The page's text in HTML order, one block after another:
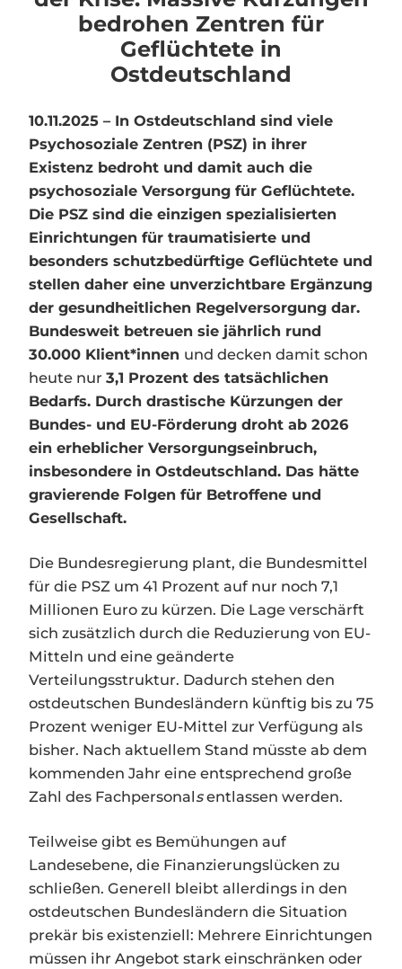
bedrohen Zentren für
Geflüchtete in
Ostdeutschland
10.11.2025 – In Ostdeutschland sind viele
Psychosoziale Zentren (PSZ) in ihrer
Existenz bedroht und damit auch die
psychosoziale Versorgung für Geflüchtete.
Die PSZ sind die einzigen spezialisierten
Einrichtungen für traumatisierte und
besonders schutzbedürftige Geflüchtete und
stellen daher eine unverzichtbare Ergänzung
der gesundheitlichen Regelversorgung dar.
Bundesweit betreuen sie jährlich rund
30.000 Klient*innen und decken damit schon
heute nur 3,1 Prozent des tatsächlichen
Bedarfs. Durch drastische Kürzungen der
Bundes- und EU-Förderung droht ab 2026
ein erheblicher Versorgungseinbruch,
insbesondere in Ostdeutschland. Das hätte
gravierende Folgen für Betroffene und
Gesellschaft.
Die Bundesregierung plant, die Bundesmittel
für die PSZ um 41 Prozent auf nur noch 7,1
Millionen Euro zu kürzen. Die Lage verschärft
sich zusätzlich durch die Reduzierung von EU-
Mitteln und eine geänderte
Verteilungsstruktur. Dadurch stehen den
ostdeutschen Bundesländern künftig bis zu 75
Prozent weniger EU-Mittel zur Verfügung als
bisher. Nach aktuellem Stand müsste ab dem
kommenden Jahr eine entsprechend große
Zahl des Fachpersonalsentlassen werden.
Teilweise gibt es Bemühungen auf
Landesebene, die Finanzierungslücken zu
schließen. Generell bleibt allerdings in den
ostdeutschen Bundesländern die Situation
prekär bis existenziell: Mehrere Einrichtungen
müssen ihr Angebot stark einschränken oder